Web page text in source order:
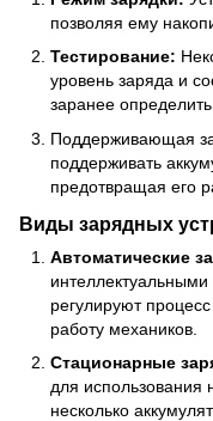
позволяя ему
Тестирование:
уровень заряда и
заранее
Поддерживающая
поддерживать
предотвращая его
Виды зарядных
Автоматические
регулируют
работу механиков.
Стационарные
для использования
несколько